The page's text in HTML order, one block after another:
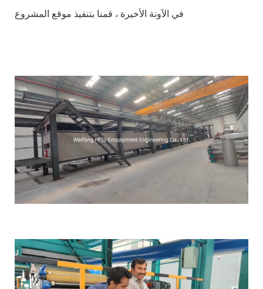
في الآونة الأخيرة ، قمنا بتنفيذ موقع المشروع